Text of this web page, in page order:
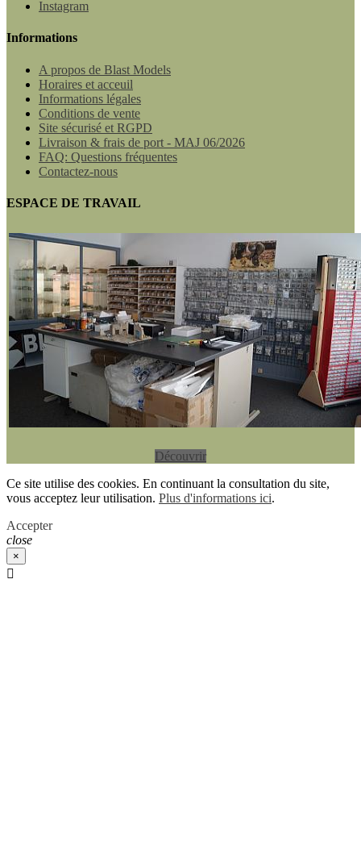
Instagram
Informations
A propos de Blast Models
Horaires et acceuil
Informations légales
Conditions de vente
Site sécurisé et RGPD
Livraison & frais de port - MAJ 06/2026
FAQ: Questions fréquentes
Contactez-nous
ESPACE DE TRAVAIL
Découvrir
Ce site utilise des cookies. En continuant la consultation du site,
vous acceptez leur utilisation. Plus d'informations ici.
Accepter
close
×
